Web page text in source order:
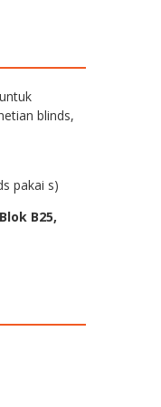
blinds,
pakai s)
B25,